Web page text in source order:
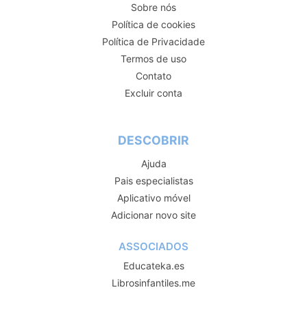
Sobre nós
Política de cookies
Política de Privacidade
Termos de uso
Contato
Excluir conta
DESCOBRIR
Ajuda
Pais especialistas
Aplicativo móvel
Adicionar novo site
ASSOCIADOS
Educateka.es
Librosinfantiles.me